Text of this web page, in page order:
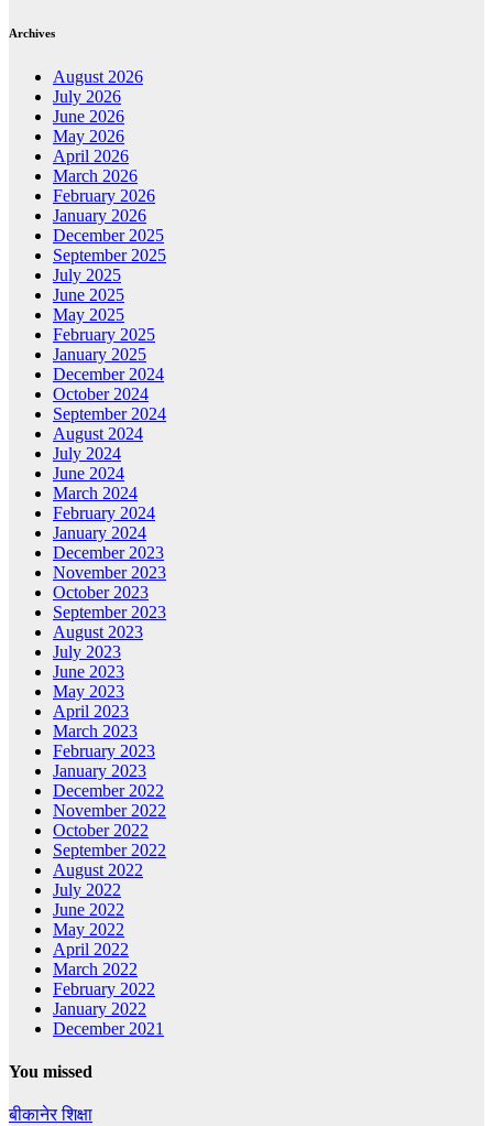
Archives
August 2026
July 2026
June 2026
May 2026
April 2026
March 2026
February 2026
January 2026
December 2025
September 2025
July 2025
June 2025
May 2025
February 2025
January 2025
December 2024
October 2024
September 2024
August 2024
July 2024
June 2024
March 2024
February 2024
January 2024
December 2023
November 2023
October 2023
September 2023
August 2023
July 2023
June 2023
May 2023
April 2023
March 2023
February 2023
January 2023
December 2022
November 2022
October 2022
September 2022
August 2022
July 2022
June 2022
May 2022
April 2022
March 2022
February 2022
January 2022
December 2021
You missed
बीकानेरशिक्षा